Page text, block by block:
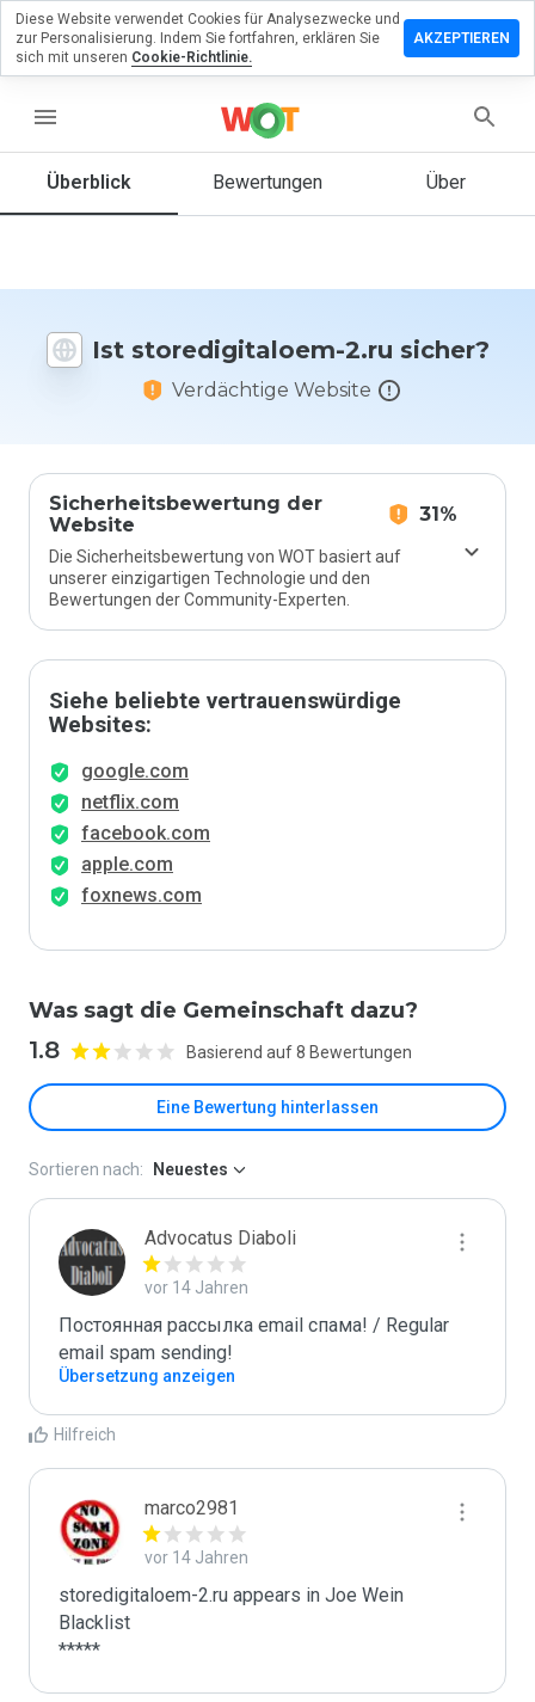
menu
Überblick Bewertungen Über
Ist storedigitaloem-2.ru sicher?
Verdächtige Website
Sicherheitsbewertung der
Website
31%
Die Sicherheitsbewertung von WOT basiert auf
unserer einzigartigen Technologie und den
Bewertungen der Community-Experten.
Siehe beliebte vertrauenswürdige
Websites:
google.com
netflix.com
facebook.com
apple.com
foxnews.com
Was sagt die Gemeinschaft dazu?
1.8 Basierend auf 8 Bewertungen
Eine Bewertung hinterlassen
Sie
würden
Website
auf einer
Skala von
Sortieren nach: Neuestes
Advocatus Diaboli
vor 14 Jahren
Постоянная рассылка email спама! / Regular
email spam sending!
Übersetzung anzeigen
Hilfreich
marco2981
vor 14 Jahren
storedigitaloem-2.ru appears in Joe Wein
Blacklist
*****
Diese Website verwendet Cookies für Analysezwecke und
zur Personalisierung. Indem Sie fortfahren, erklären Sie
sich mit unseren Cookie-Richtlinie.
AKZEPTIEREN